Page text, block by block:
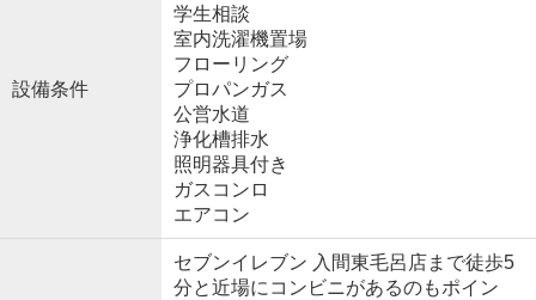
設備条件
学生相談
室内洗濯機置場
フローリング
プロパンガス
公営水道
浄化槽排水
照明器具付き
ガスコンロ
エアコン
セブンイレブン 入間東毛呂店まで徒歩5
分と近場にコンビニがあるのもポイン